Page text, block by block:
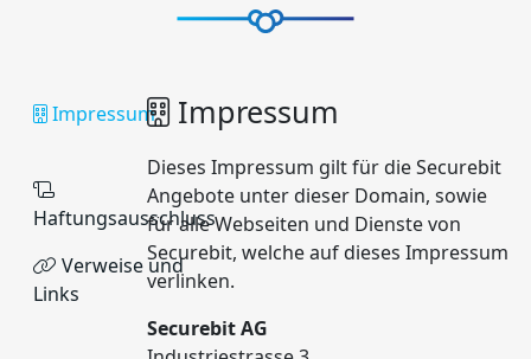
Impressum
Haftungsausschluss
Verweise und
Links
Impressum
Dieses Impressum gilt für die Securebit
Angebote unter dieser Domain, sowie
für alle Webseiten und Dienste von
Securebit, welche auf dieses Impressum
verlinken.
Securebit AG